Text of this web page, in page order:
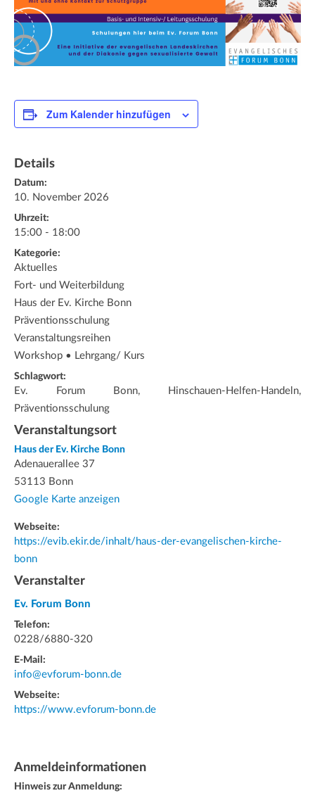
Zum Kalender hinzufügen
Details
Datum:
10. November 2026
Uhrzeit:
15:00 - 18:00
Kategorie:
Aktuelles
Fort- und Weiterbildung
Haus der Ev. Kirche Bonn
Präventionsschulung
Veranstaltungsreihen
Workshop • Lehrgang/ Kurs
Schlagwort:
Ev. Forum Bonn, Hinschauen-Helfen-Handeln,
Präventionsschulung
Veranstaltungsort
Haus der Ev. Kirche Bonn
Adenauerallee 37
53113 Bonn
Google Karte anzeigen
Webseite:
https://evib.ekir.de/inhalt/haus-der-evangelischen-kirche-
bonn
Veranstalter
Ev. Forum Bonn
Telefon:
0228/6880-320
E-Mail:
info@evforum-bonn.de
Webseite:
https://www.evforum-bonn.de
Anmeldeinformationen
Hinweis zur Anmeldung: